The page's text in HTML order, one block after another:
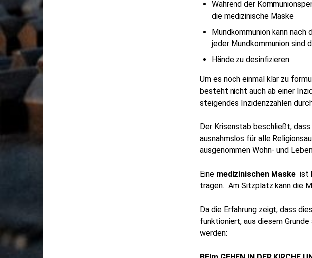
Während der
die medizinische Maske
Mundkommunion kann nach
jeder Mundkommunion sind
Hände zu desinfizieren
Um es noch einmal klar zu
besteht nicht auch ab einer
steigendes Inzidenzzahlen
Der Krisenstab beschließt, dass
ausnahmslos für alle
ausgenommen Wohn- und
Eine medizinischen Maske ist
tragen. Am Sitzplatz kann die
Da die Erfahrung zeigt, dass
funktioniert, aus diesem
werden: